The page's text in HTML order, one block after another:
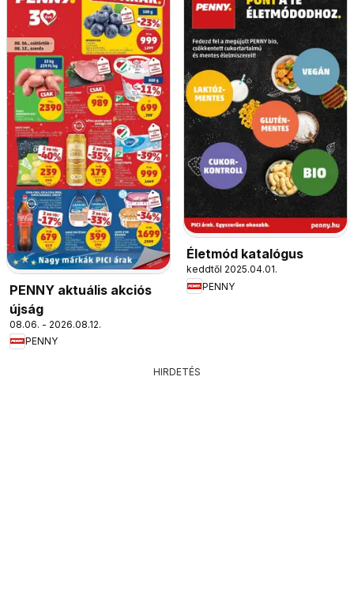
PENNY aktuális akciós
újság
08.06. - 2026.08.12.
PENNY
Életmód katalógus
keddtől 2025.04.01.
PENNY
HIRDETÉS